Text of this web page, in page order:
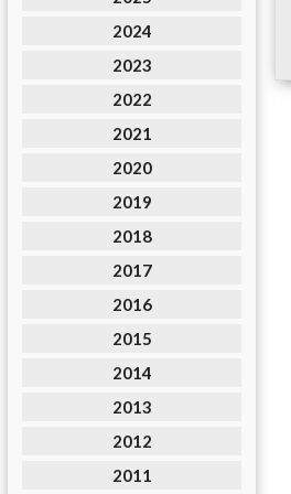
2024
2023
2022
2021
2020
2019
2018
2017
2016
2015
2014
2013
2012
2011